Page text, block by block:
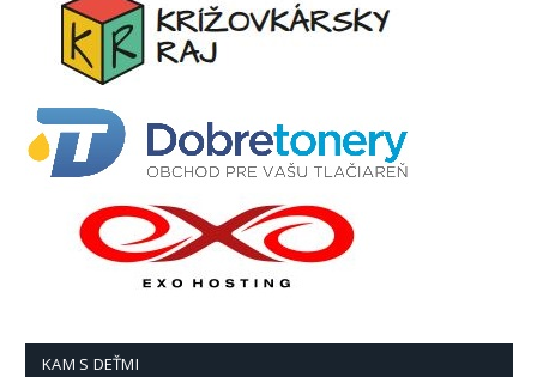
KAM S DEŤMI